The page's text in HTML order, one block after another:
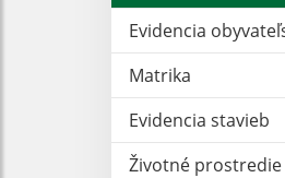
Evidencia
Matrika
Evidencia stavieb
Životné prostredie